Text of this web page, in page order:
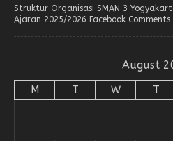
Struktur Organisasi SMAN 3
Ajaran 2025/2026 Facebook Comments
August
M T W T